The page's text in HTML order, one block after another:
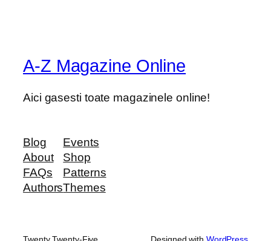
A-Z Magazine Online
Aici gasesti toate magazinele online!
Blog
About
FAQs
Authors
Events
Shop
Patterns
Themes
Twenty Twenty-Five Designed with WordPress